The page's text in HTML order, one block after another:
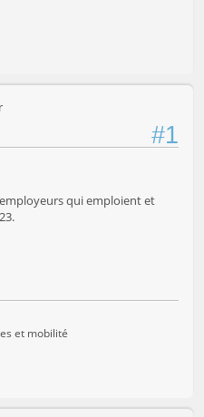
#1
qui emploient et
et mobilité